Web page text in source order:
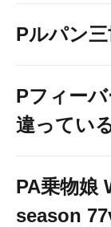
Pルパン
Pフィー
違ってい
PA乗物娘
season